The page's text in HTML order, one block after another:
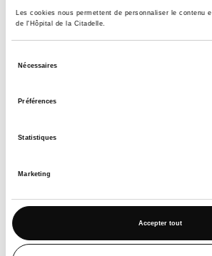
Les cookies nous permettent de personnaliser le contenu
de l'Hôpital de la Citadelle.
Nécessaires
Préférences
Statistiques
Marketing
Accepter tout
L’ergospirométrie est un outil
diagnostic et le suivi des
de maladies cardiaques ou
Indications principales
Différencier une cause
inexpliqué
Suivre l’évolution après un
(médicamenteux,
chirurgie)